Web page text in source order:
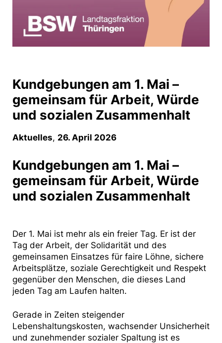
Kundgebungen am 1. Mai –
gemeinsam für Arbeit, Würde
und sozialen Zusammenhalt
Aktuelles, 26. April 2026
Kundgebungen am 1. Mai –
gemeinsam für Arbeit, Würde
und sozialen Zusammenhalt
Der 1. Mai ist mehr als ein freier Tag. Er ist der
Tag der Arbeit, der Solidarität und des
gemeinsamen Einsatzes für faire Löhne, sichere
Arbeitsplätze, soziale Gerechtigkeit und Respekt
gegenüber den Menschen, die dieses Land
jeden Tag am Laufen halten.
Gerade in Zeiten steigender
Lebenshaltungskosten, wachsender Unsicherheit
und zunehmender sozialer Spaltung ist es